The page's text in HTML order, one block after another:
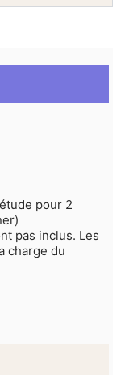
pour 2
pas inclus. Les
charge du